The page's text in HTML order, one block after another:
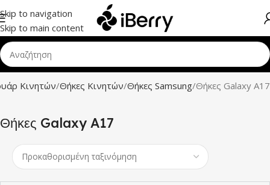
Skip to navigation
Skip to main content
Κινητών Θήκες Κινητών Θήκες Samsung Θήκες Galaxy A17
Θήκες Galaxy A17